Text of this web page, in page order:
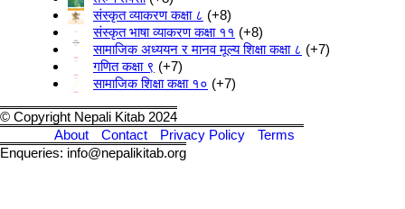
संस्कृत व्याकरण कक्षा ८
+8
संस्कृत भाषा व्याकरण कक्षा ११
+8
सामाजिक अध्ययन र मानव मूल्य शिक्षा कक्षा ८
+7
गणित कक्षा ९
+7
सामाजिक शिक्षा कक्षा १० +7
© Copyright Nepali Kitab 2024
About
Contact Privacy Policy
Terms
Enqueries: info@nepalikitab.org